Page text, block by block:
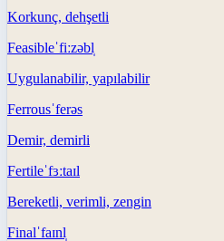
Korkunç, dehşetli
Feasibleˈfiːzəbl̩
Uygulanabilir, yapılabilir
Ferrousˈferəs
Demir, demirli
Fertileˈfɜːtaɪl
Bereketli, verimli, zengin
Finalˈfaɪnl̩